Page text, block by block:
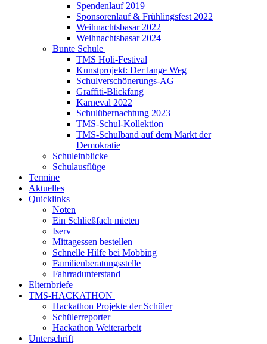
Spendenlauf 2019
Sponsorenlauf & Frühlingsfest 2022
Weihnachtsbasar 2022
Weihnachtsbasar 2024
Bunte Schule
TMS Holi-Festival
Kunstprojekt: Der lange Weg
Schulverschönerungs-AG
Graffiti-Blickfang
Karneval 2022
Schulübernachtung 2023
TMS-Schul-Kollektion
TMS-Schulband auf dem Markt der
Demokratie
Schuleinblicke
Schulausflüge
Termine
Aktuelles
Quicklinks
Noten
Ein Schließfach mieten
Iserv
Mittagessen bestellen
Schnelle Hilfe bei Mobbing
Familienberatungsstelle
Fahrradunterstand
Elternbriefe
TMS-HACKATHON
Hackathon Projekte der Schüler
Schülerreporter
Hackathon Weiterarbeit
Unterschrift